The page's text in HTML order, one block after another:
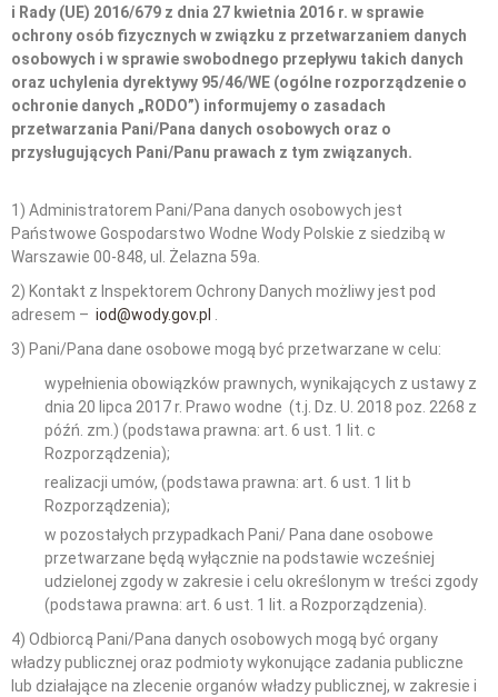
i Rady (UE) 2016/679 z dnia 27 kwietnia 2016 r. w sprawie
ochrony osób fizycznych w związku z przetwarzaniem danych
osobowych i w sprawie swobodnego przepływu takich danych
oraz uchylenia dyrektywy 95/46/WE (ogólne rozporządzenie o
ochronie danych „RODO”) informujemy o zasadach
przetwarzania Pani/Pana danych osobowych oraz o
przysługujących Pani/Panu prawach z tym związanych.
1) Administratorem Pani/Pana danych osobowych jest
Państwowe Gospodarstwo Wodne Wody Polskie z siedzibą w
Warszawie 00-848, ul. Żelazna 59a.
2) Kontakt z Inspektorem Ochrony Danych możliwy jest pod
adresem – iod@wody.gov.pl .
3) Pani/Pana dane osobowe mogą być przetwarzane w celu:
wypełnienia obowiązków prawnych, wynikających z ustawy z
dnia 20 lipca 2017 r. Prawo wodne (t.j. Dz. U. 2018 poz. 2268 z
późń. zm.) (podstawa prawna: art. 6 ust. 1 lit. c
Rozporządzenia);
realizacji umów, (podstawa prawna: art. 6 ust. 1 lit b
Rozporządzenia);
w pozostałych przypadkach Pani/ Pana dane osobowe
przetwarzane będą wyłącznie na podstawie wcześniej
udzielonej zgody w zakresie i celu określonym w treści zgody
(podstawa prawna: art. 6 ust. 1 lit. a Rozporządzenia).
4) Odbiorcą Pani/Pana danych osobowych mogą być organy
władzy publicznej oraz podmioty wykonujące zadania publiczne
lub działające na zlecenie organów władzy publicznej, w zakresie i